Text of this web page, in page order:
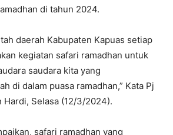
di tahun 2024.
daerah Kabupaten Kapuas setiap
kegiatan safari ramadhan untuk
saudara kita yang
di dalam puasa ramadhan,” Kata Pj
Hardi, Selasa (12/3/2024).
safari ramadhan yang